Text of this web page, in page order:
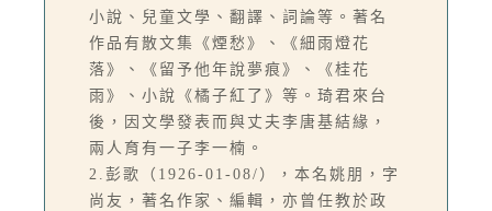
小說、兒童文學、翻譯、詞論等。著名
作品有散文集《煙愁》、《細雨燈花
落》、《留予他年說夢痕》、《桂花
雨》、小說《橘子紅了》等。琦君來台
後，因文學發表而與丈夫李唐基結緣，
兩人育有一子李一楠。
2.彭歌（1926-01-08/），本名姚朋，字
尚友，著名作家、編輯，亦曾任教於政